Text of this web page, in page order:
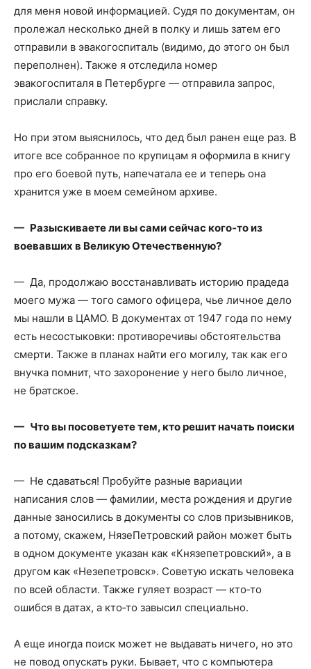
для меня новой информацией. Судя по документам, он
пролежал несколько дней в полку и лишь затем его
отправили в эвакогоспиталь (видимо, до этого он был
переполнен). Также я отследила номер
эвакогоспиталя в Петербурге — отправила запрос,
прислали справку.
Но при этом выяснилось, что дед был ранен еще раз. В
итоге все собранное по крупицам я оформила в книгу
про его боевой путь, напечатала ее и теперь она
хранится уже в моем семейном архиве.
— Разыскиваете ли вы сами сейчас кого‑то из
воевавших в Великую Отечественную?
— Да, продолжаю восстанавливать историю прадеда
моего мужа — того самого офицера, чье личное дело
мы нашли в ЦАМО. В документах от 1947 года по нему
есть несостыковки: противоречивы обстоятельства
смерти. Также в планах найти его могилу, так как его
внучка помнит, что захоронение у него было личное,
не братское.
— Что вы посоветуете тем, кто решит начать поиски
по вашим подсказкам?
— Не сдаваться! Пробуйте разные вариации
написания слов — фамилии, места рождения и другие
данные заносились в документы со слов призывников,
а потому, скажем, Нязе­Петровский район может быть
в одном документе указан как «Князепетровский», а в
другом как «Незепетровск». Советую искать человека
по всей области. Также гуляет возраст — кто‑то
ошибся в датах, а кто‑то завысил специально.
А еще иногда поиск может не выдавать ничего, но это
не повод опускать руки. Бывает, что с компьютера